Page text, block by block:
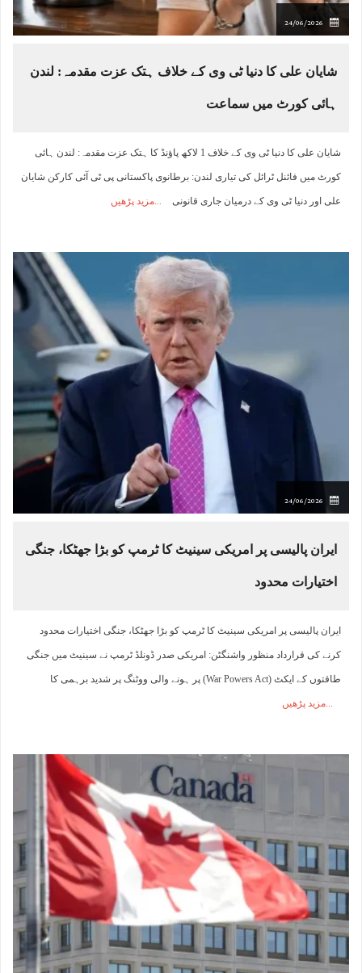
24/06/2026
شایان علی کا دنیا ٹی وی کے خلاف ہتک عزت مقدمہ: لندن
ہائی کورٹ میں سماعت
شایان علی کا دنیا ٹی وی کے خلاف 1 لاکھ پاؤنڈ کا ہتک عزت مقدمہ: لندن ہائی
کورٹ میں فائنل ٹرائل کی تیاری لندن: برطانوی پاکستانی پی ٹی آئی کارکن شایان
علی اور دنیا ٹی وی کے درمیان جاری قانونی مزید پڑھیں
24/06/2026
ایران پالیسی پر امریکی سینیٹ کا ٹرمپ کو بڑا جھٹکا، جنگی
اختیارات محدود
ایران پالیسی پر امریکی سینیٹ کا ٹرمپ کو بڑا جھٹکا، جنگی اختیارات محدود
کرنے کی قرارداد منظور واشنگٹن: امریکی صدر ڈونلڈ ٹرمپ نے سینیٹ میں جنگی
طاقتوں کے ایکٹ (War Powers Act) پر ہونے والی ووٹنگ پر شدید برہمی کا
مزید پڑھیں